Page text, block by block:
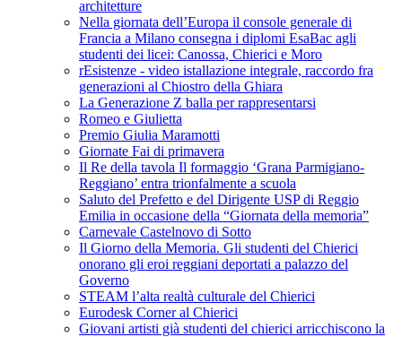
architetture
Nella giornata dell’Europa il console generale di
Francia a Milano consegna i diplomi EsaBac agli
studenti dei licei: Canossa, Chierici e Moro
rEsistenze - video istallazione integrale, raccordo fra
generazioni al Chiostro della Ghiara
La Generazione Z balla per rappresentarsi
Romeo e Giulietta
Premio Giulia Maramotti
Giornate Fai di primavera
Il Re della tavola Il formaggio ‘Grana Parmigiano-
Reggiano’ entra trionfalmente a scuola
Saluto del Prefetto e del Dirigente USP di Reggio
Emilia in occasione della “Giornata della memoria”
Carnevale Castelnovo di Sotto
Il Giorno della Memoria. Gli studenti del Chierici
onorano gli eroi reggiani deportati a palazzo del
Governo
STEAM l’alta realtà culturale del Chierici
Eurodesk Corner al Chierici
Giovani artisti già studenti del chierici arricchiscono la